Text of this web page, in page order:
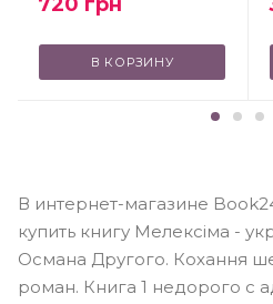
В КОРЗИНУ
В интернет-магазине
купить книгу Мелексіма -
Османа Другого. Кохання
роман. Книга 1 недорого с